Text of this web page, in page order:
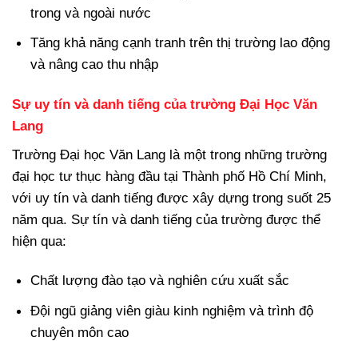
trong và ngoài nước
Tăng khả năng cạnh tranh trên thị trường lao động
và nâng cao thu nhập
Sự uy tín và danh tiếng của trường Đại Học Văn
Lang
Trường Đại học Văn Lang là một trong những trường
đại học tư thục hàng đầu tại Thành phố Hồ Chí Minh,
với uy tín và danh tiếng được xây dựng trong suốt 25
năm qua. Sự tín và danh tiếng của trường được thể
hiện qua:
Chất lượng đào tạo và nghiên cứu xuất sắc
Đội ngũ giảng viên giàu kinh nghiệm và trình độ
chuyên môn cao